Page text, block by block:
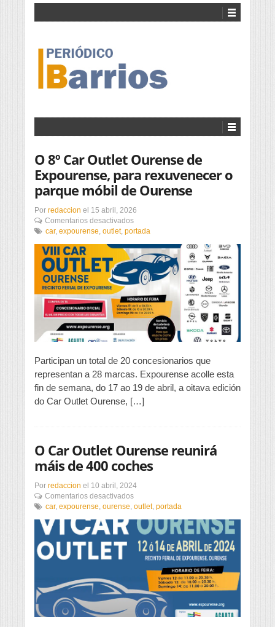
O 8º Car Outlet Ourense de
Expourense, para rexuvenecer o
parque móbil de Ourense
Por redaccion el 15 abril, 2026
Comentarios desactivadosen
O
Car
Outlet
Ourense
de
Expourense,
para
rexuvenecer
parque
Ourense
car, expourense, outlet, portada
Participan un total de 20 concesionarios que
representan a 28 marcas. Expourense acolle esta
fin de semana, do 17 ao 19 de abril, a oitava edición
do Car Outlet Ourense, […]
O Car Outlet Ourense reunirá
máis de 400 coches
Por redaccion el 10 abril, 2024
Comentarios desactivadosen
O
Outlet
Ourense
reunirá
máis
coches
car, expourense, ourense, outlet, portada